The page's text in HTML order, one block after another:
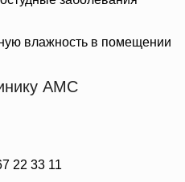
влажность в помещении
AMC
22 33 11